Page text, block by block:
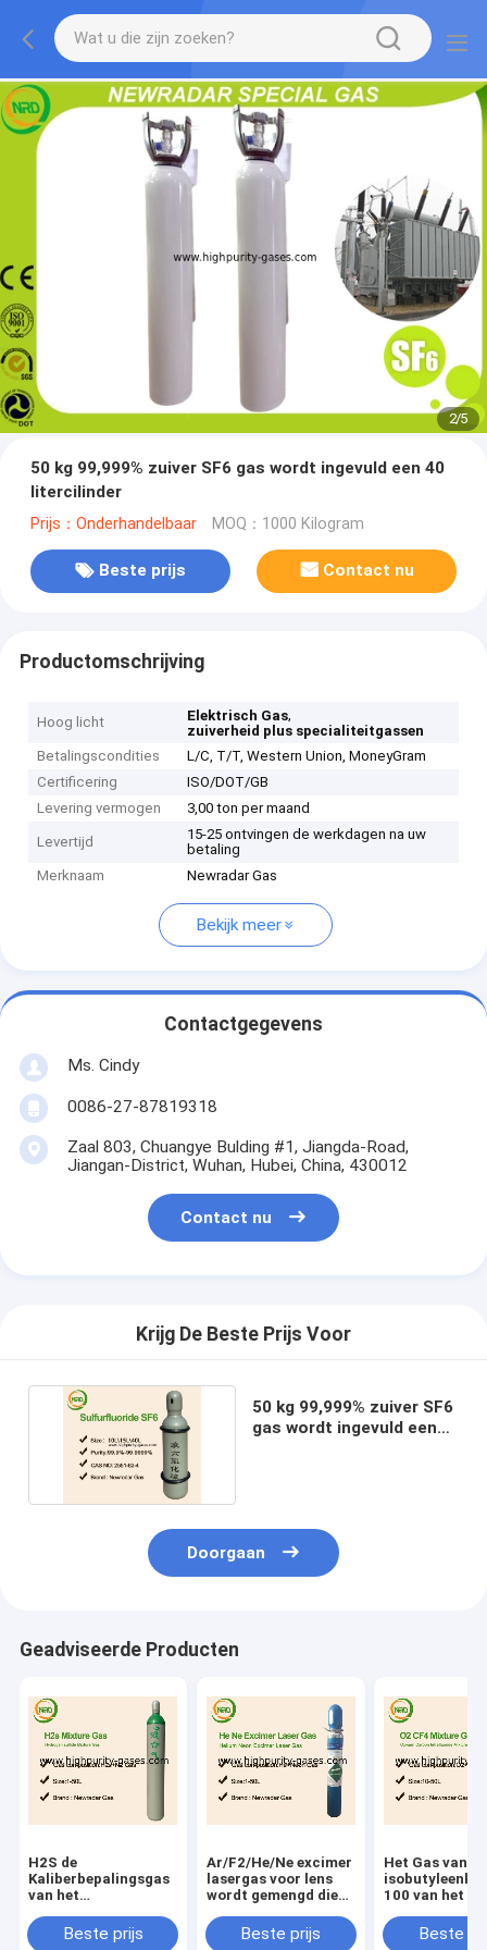
2/5
50 kg 99,999% zuiver SF6 gas wordt ingevuld een 40
litercilinder
Prijs：Onderhandelbaar MOQ：1000 Kilogram
Beste prijs Contact nu
Productomschrijving
Hoog licht Elektrisch Gas,
zuiverheid plus specialiteitgassen
Betalingscondities
L/C, T/T, Western Union, MoneyGram
Certificering
ISO/DOT/GB
Levering vermogen
3,00 ton per maand
Levertijd
15-25 ontvingen de werkdagen na uw
betaling
Merknaam
Newradar Gas
Bekijk meer
Contactgegevens
Ms. Cindy
0086-27-87819318
Zaal 803, Chuangye Bulding #1, Jiangda-Road,
Jiangan-District, Wuhan, Hubei, China, 430012
Contact nu
Krijg De Beste Prijs Voor
50 kg 99,999% zuiver SF6
gas wordt ingevuld een
Doorgaan
Geadviseerde Producten
H2S de
Kaliberbepalingsgas
van het
Beste prijs
Ar/F2/He/Ne excimer
lasergas voor lens
wordt gemengd die
lasers produceert die
Beste prijs
Het Gas van de
100 van het
van deBeste